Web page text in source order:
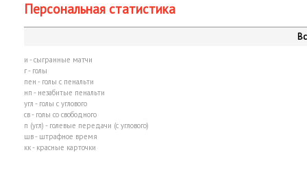
Персональная статистика
и - сыгранные матчи
г - голы
пен - голы с пенальти
нп - незабитые пенальти
угл - голы с углового
св - голы со свободного
п (угл) - голевые передачи (с углового)
шв - штрафное время
кк - красные карточки